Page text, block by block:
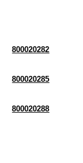
800020282
800020285
800020288